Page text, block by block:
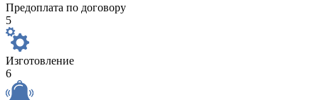
Предоплата по договору
5
Изготовление
6